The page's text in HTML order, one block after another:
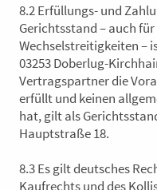
8.2 Erfüllungs- und
Gerichtsstand – auch für
Wechselstreitigkeiten –
03253 Doberlug-
Vertragspartner die
erfüllt und keinen
hat, gilt als
Hauptstraße 18.
8.3 Es gilt deutsches
Kaufrechts und des